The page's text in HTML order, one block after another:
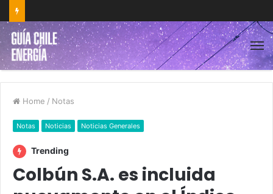
Home / Notas
Notas Noticias Noticias Generales
Trending
Colbún S.A. es incluida